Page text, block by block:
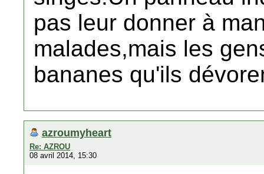
pas leur donner à
malades,mais les
bananes qu'ils
azroumyheart
Re: AZROU
08 avril 2014, 15:30